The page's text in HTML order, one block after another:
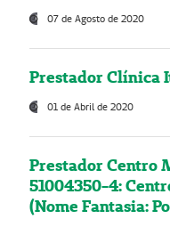
07 de Agosto de 2020
Prestador Clínica
01 de Abril de 2020
Prestador Centro
51004350-4:
(Nome Fantasia: